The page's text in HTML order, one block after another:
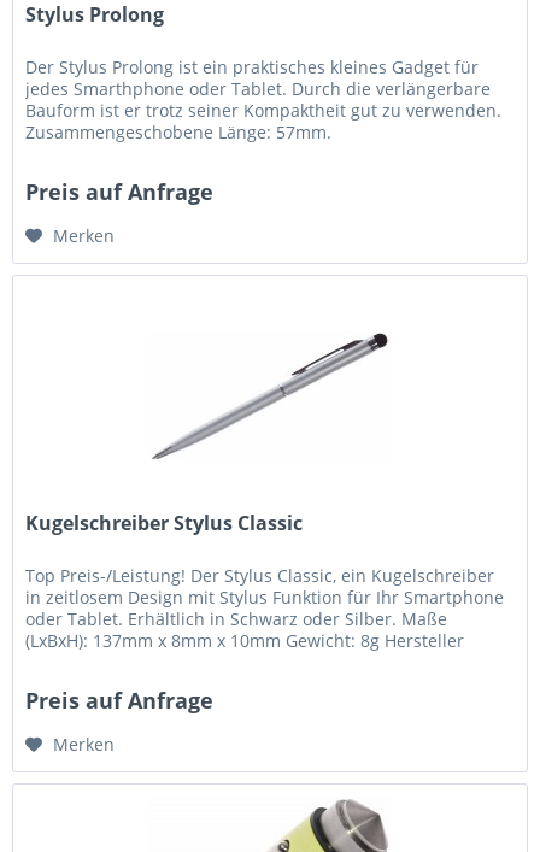
Stylus Prolong
Der Stylus Prolong ist ein praktisches kleines Gadget für
jedes Smarthphone oder Tablet. Durch die verlängerbare
Bauform ist er trotz seiner Kompaktheit gut zu verwenden.
Zusammengeschobene Länge: 57mm.
Preis auf Anfrage
Merken
Kugelschreiber Stylus Classic
Top Preis-/Leistung! Der Stylus Classic, ein Kugelschreiber
in zeitlosem Design mit Stylus Funktion für Ihr Smartphone
oder Tablet. Erhältlich in Schwarz oder Silber. Maße
(LxBxH): 137mm x 8mm x 10mm Gewicht: 8g Hersteller
Preis auf Anfrage
Merken